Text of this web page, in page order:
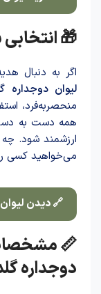
🎁
اگر به دنبال
لیوان دوجداره
منحصربه‌فرد،
همه دست به دست
ارزشمند شود. چه
می‌خواهید کسی
🔗 دیدن لیوان
📏
دوجداره